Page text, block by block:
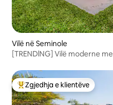
Vilë në Seminole
[TRENDlNG] Vilë moderne
Më të mirat e zgjedhjeve të
Zgjedhja e klientëve